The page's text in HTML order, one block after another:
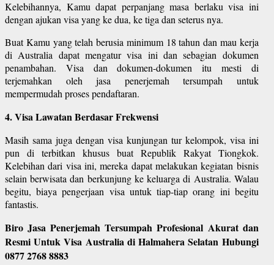
Kelebihannya, Kamu dapat perpanjang masa berlaku visa ini
dengan ajukan visa yang ke dua, ke tiga dan seterus nya.
Buat Kamu yang telah berusia minimum 18 tahun dan mau kerja
di Australia dapat mengatur visa ini dan sebagian dokumen
penambahan. Visa dan dokumen-dokumen itu mesti di
terjemahkan oleh jasa penerjemah tersumpah untuk
mempermudah proses pendaftaran.
4. Visa Lawatan Berdasar Frekwensi
Masih sama juga dengan visa kunjungan tur kelompok, visa ini
pun di terbitkan khusus buat Republik Rakyat Tiongkok.
Kelebihan dari visa ini, mereka dapat melakukan kegiatan bisnis
selain berwisata dan berkunjung ke keluarga di Australia. Walau
begitu, biaya pengerjaan visa untuk tiap-tiap orang ini begitu
fantastis.
Biro Jasa Penerjemah Tersumpah Profesional Akurat dan
Resmi Untuk Visa Australia di Halmahera Selatan Hubungi
0877 2768 8883